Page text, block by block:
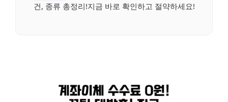
건, 종류 총정리!지금 바로 확인하고 절약하세요!